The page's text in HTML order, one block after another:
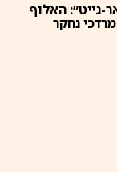
גייט״: האלוף
נחקר